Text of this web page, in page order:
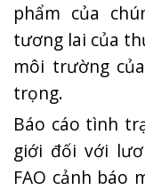
phẩm của
tương lai của
môi trường
trọng.
Báo cáo tình
giới đối với
FAO cảnh báo